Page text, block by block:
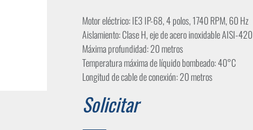
Motor eléctrico: IE3 IP-68, 4 polos, 1740 RPM, 60 Hz
Aislamiento: Clase H, eje de acero inoxidable AISI-420
Máxima profundidad: 20 metros
Temperatura máxima de líquido bombeado: 40°C
Longitud de cable de conexión: 20 metros
Solicitar